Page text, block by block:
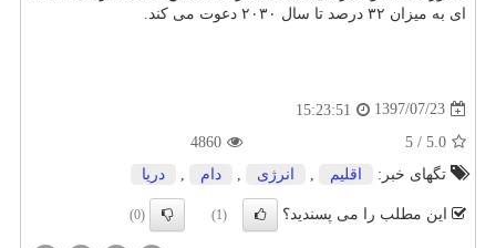
ای به میزان ۳۲ درصد تا سال ۲۰۳۰ دعوت می كند.
1397/07/23
15:23:51
5.0
/
5
4860
تگهای خبر:
اقلیم انرژی دام دریا
این مطلب را می پسندید؟ (1)
(0)